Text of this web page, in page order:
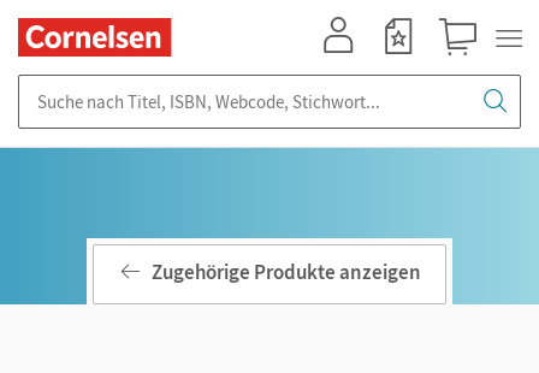
Zugehörige Produkte anzeigen